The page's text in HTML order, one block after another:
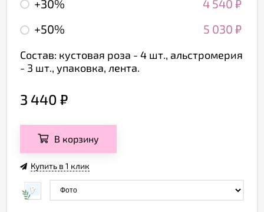
+30%
4 540 ₽
+50%
5 030 ₽
Состав: кустовая роза - 4 шт., альстромерия
- 3 шт., упаковка, лента.
3 440 ₽
В корзину
Купить в 1 клик